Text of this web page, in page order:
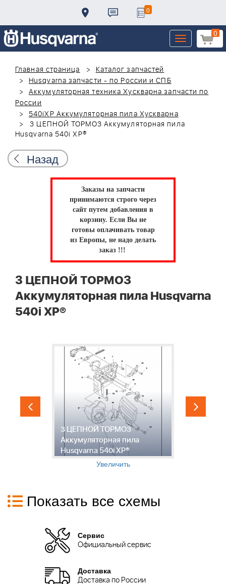
0
0
Toggle
navigation
Главная страница
Каталог запчастей
Husqvarna запчасти - по России и СПБ
Аккумуляторная техника Хускварна запчасти по
России
540iXP Аккумуляторная пила Хускварна
3 ЦЕПНОЙ ТОРМОЗ Аккумуляторная пила
Husqvarna 540i XP®
Назад
Заказы на запчасти
принимаются строго через
сайт путем добавления в
корзину. Если Вы не
готовы оплачивать товар
из Европы, не надо делать
заказ !!!
3 ЦЕПНОЙ ТОРМОЗ
Аккумуляторная пила Husqvarna
540i XP®
3 ЦЕПНОЙ ТОРМОЗ
Аккумуляторная пила
Husqvarna 540i XP®
Увеличить
Показать все схемы
Сервис
Официальный сервис
Доставка
Доставка по России